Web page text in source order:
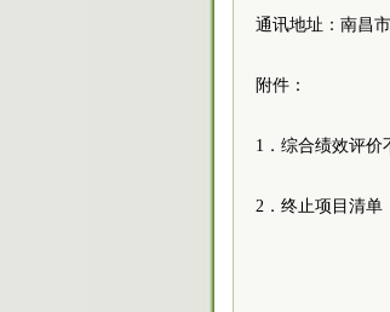
通讯地址：南昌
附件：
1．综合绩效评价
2．终止项目清单